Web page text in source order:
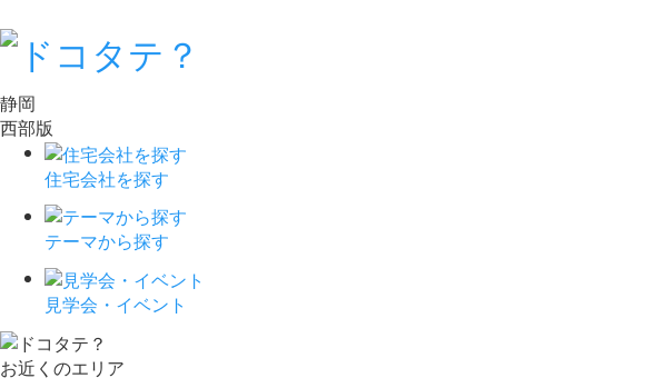
静岡
西部版
住宅会社を探す
テーマから探す
見学会・イベント
お近くのエリア